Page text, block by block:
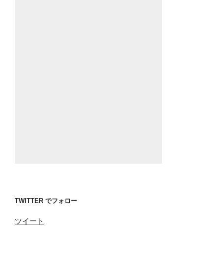
TWITTER でフォロー
ツイート